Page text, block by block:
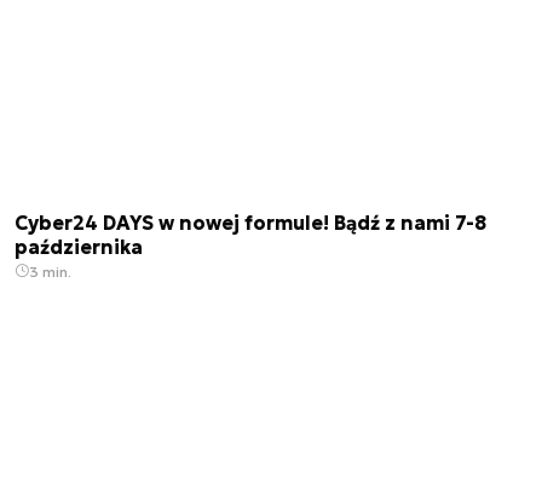
Cyber24 DAYS w nowej formule! Bądź z nami 7-8
października
3 min.